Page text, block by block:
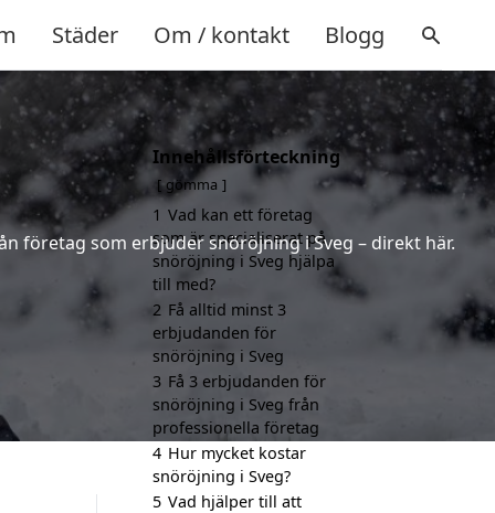
Städer Om / kontakt Blogg
företag som erbjuder snöröjning i Sveg – direkt här.
Innehållsförteckning
gömma
1 Vad kan ett företag
som är specialiserat på
snöröjning i Sveg hjälpa
till med?
2 Få alltid minst 3
erbjudanden för
snöröjning i Sveg
3 Få 3 erbjudanden för
snöröjning i Sveg från
professionella företag
4 Hur mycket kostar
snöröjning i Sveg?
5 Vad hjälper till att